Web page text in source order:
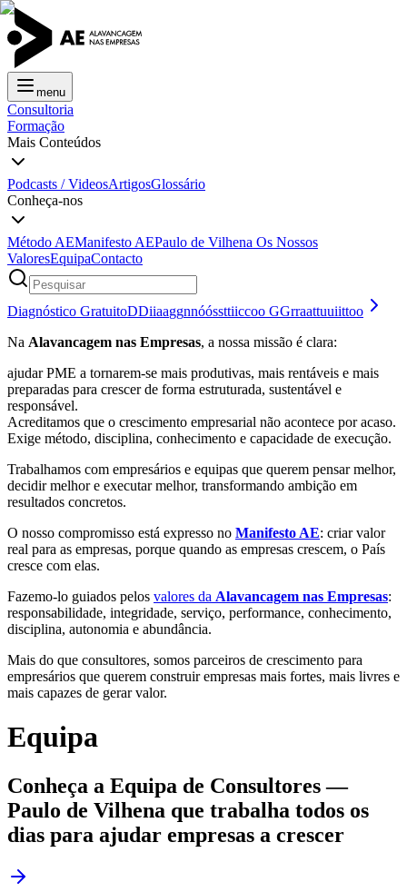
menu
Consultoria
Formação
Mais Conteúdos
Podcasts / VideosArtigosGlossário
Conheça-nos
Método AEManifesto AEPaulo de Vilhena Os Nossos
ValoresEquipaContacto
Diagnóstico GratuitoDDiiaaggnnóóssttiiccoo GGrraattuuiittoo
Na Alavancagem nas Empresas, a nossa missão é clara:
ajudar PME a tornarem-se mais produtivas, mais rentáveis e mais
preparadas para crescer de forma estruturada, sustentável e
responsável.
Acreditamos que o crescimento empresarial não acontece por acaso.
Exige método, disciplina, conhecimento e capacidade de execução.
Trabalhamos com empresários e equipas que querem pensar melhor,
decidir melhor e executar melhor, transformando ambição em
resultados concretos.
O nosso compromisso está expresso no Manifesto AE: criar valor
real para as empresas, porque quando as empresas crescem, o País
cresce com elas.
Fazemo-lo guiados pelos valores da Alavancagem nas Empresas:
responsabilidade, integridade, serviço, performance, conhecimento,
disciplina, autonomia e abundância.
Mais do que consultores, somos parceiros de crescimento para
empresários que querem construir empresas mais fortes, mais livres e
mais capazes de gerar valor.
Equipa
Conheça a Equipa de Consultores —
Paulo de Vilhena que trabalha todos os
dias para ajudar empresas a crescer